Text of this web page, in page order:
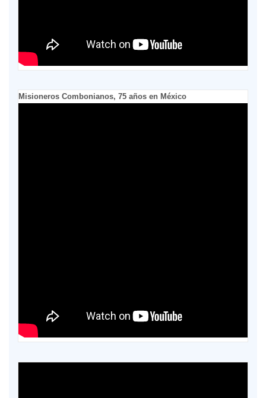
Misioneros Combonianos, 75 años en México